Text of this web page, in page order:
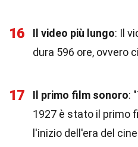
16 Il video più lungo: Il
dura 596 ore, ovvero
17 Il primo film sonoro:
1927 è stato il primo
l'inizio dell'era del